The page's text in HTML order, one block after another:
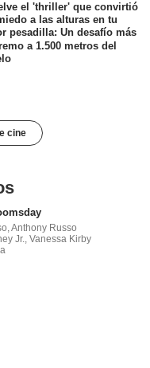
el 'thriller' que convirtió
a las alturas en tu
pesadilla: Un desafío más
a 1.500 metros del
cine
Anthony Russo
Jr., Vanessa Kirby